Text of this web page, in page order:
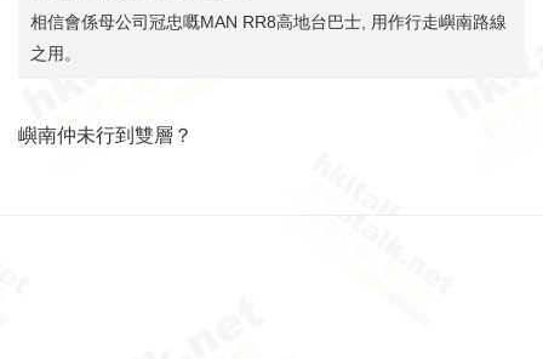
相信會係母公司冠忠嘅MAN RR8高地台巴士, 用作行走嶼南路線
之用。
嶼南仲未行到雙層？